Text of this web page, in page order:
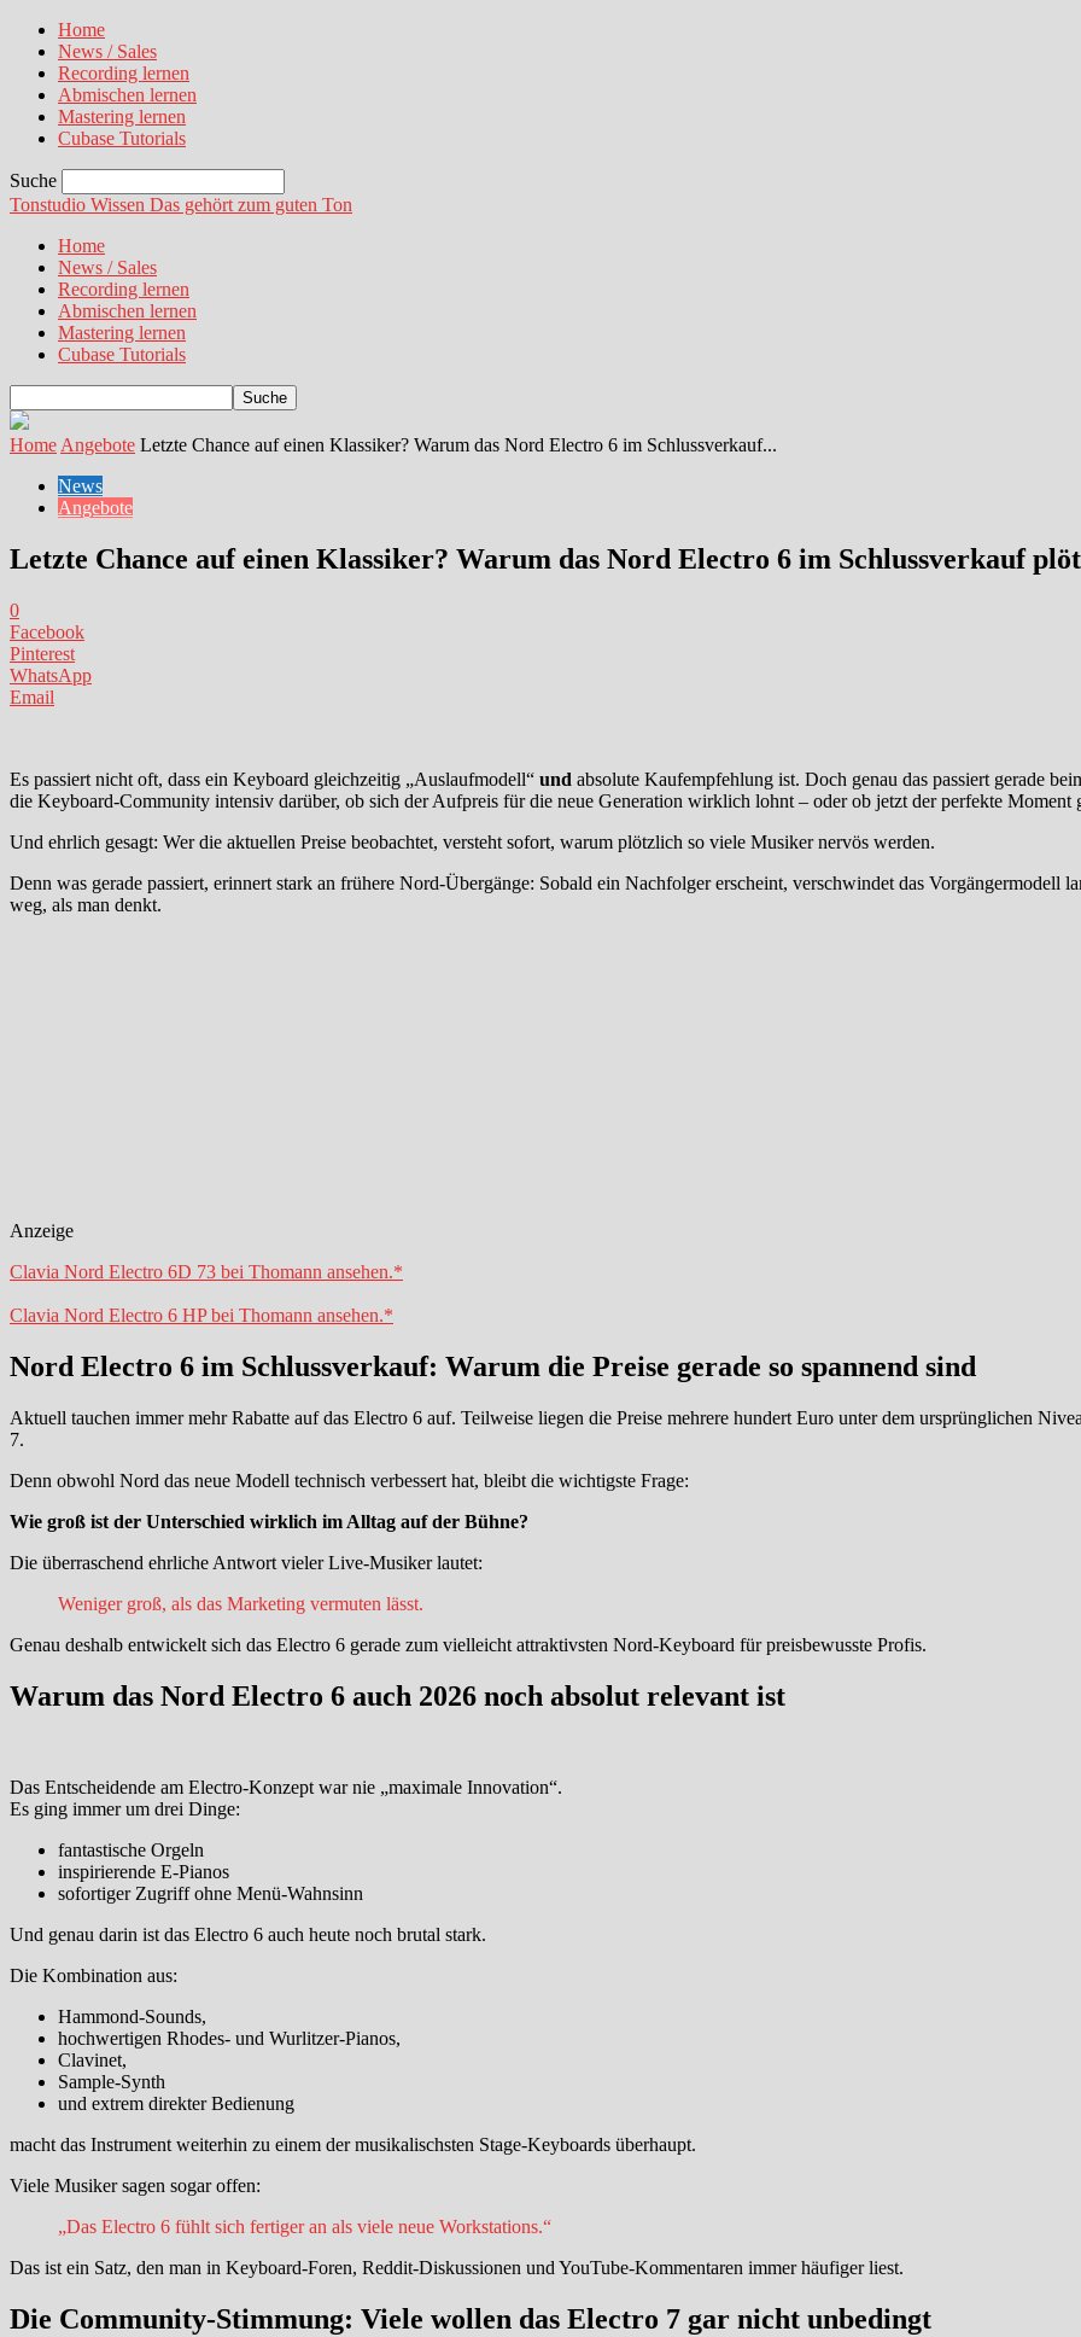
Home
News / Sales
Recording lernen
Abmischen lernen
Mastering lernen
Cubase Tutorials
Suche
Tonstudio Wissen Das gehört zum guten Ton
Home
News / Sales
Recording lernen
Abmischen lernen
Mastering lernen
Cubase Tutorials
Home Angebote Letzte Chance auf einen Klassiker? Warum das Nord Electro 6 im Schlussverkauf...
News
Angebote
Letzte Chance auf einen Klassiker? Warum das Nord Electro 6 im Schlussverkauf
0
Facebook
Pinterest
WhatsApp
Email
Es passiert nicht oft, dass ein Keyboard gleichzeitig „Auslaufmodell“ und absolute Kaufempfehlung ist. Doch genau das passiert gerade
die Keyboard-Community intensiv darüber, ob sich der Aufpreis für die neue Generation wirklich lohnt – oder ob jetzt der perfekte Moment
Und ehrlich gesagt: Wer die aktuellen Preise beobachtet, versteht sofort, warum plötzlich so viele Musiker nervös werden.
Denn was gerade passiert, erinnert stark an frühere Nord-Übergänge: Sobald ein Nachfolger erscheint, verschwindet das Vorgängermodell
weg, als man denkt.
Anzeige
Clavia Nord Electro 6D 73 bei Thomann ansehen.*
Clavia Nord Electro 6 HP bei Thomann ansehen.*
Nord Electro 6 im Schlussverkauf: Warum die Preise gerade so spannend sind
Aktuell tauchen immer mehr Rabatte auf das Electro 6 auf. Teilweise liegen die Preise mehrere hundert Euro unter dem ursprünglichen
7.
Denn obwohl Nord das neue Modell technisch verbessert hat, bleibt die wichtigste Frage:
Wie groß ist der Unterschied wirklich im Alltag auf der Bühne?
Die überraschend ehrliche Antwort vieler Live-Musiker lautet:
Weniger groß, als das Marketing vermuten lässt.
Genau deshalb entwickelt sich das Electro 6 gerade zum vielleicht attraktivsten Nord-Keyboard für preisbewusste Profis.
Warum das Nord Electro 6 auch 2026 noch absolut relevant ist
Das Entscheidende am Electro-Konzept war nie „maximale Innovation“.
Es ging immer um drei Dinge:
fantastische Orgeln
inspirierende E-Pianos
sofortiger Zugriff ohne Menü-Wahnsinn
Und genau darin ist das Electro 6 auch heute noch brutal stark.
Die Kombination aus:
Hammond-Sounds,
hochwertigen Rhodes- und Wurlitzer-Pianos,
Clavinet,
Sample-Synth
und extrem direkter Bedienung
macht das Instrument weiterhin zu einem der musikalischsten Stage-Keyboards überhaupt.
Viele Musiker sagen sogar offen:
„Das Electro 6 fühlt sich fertiger an als viele neue Workstations.“
Das ist ein Satz, den man in Keyboard-Foren, Reddit-Diskussionen und YouTube-Kommentaren immer häufiger liest.
Die Community-Stimmung: Viele wollen das Electro 7 gar nicht unbedingt